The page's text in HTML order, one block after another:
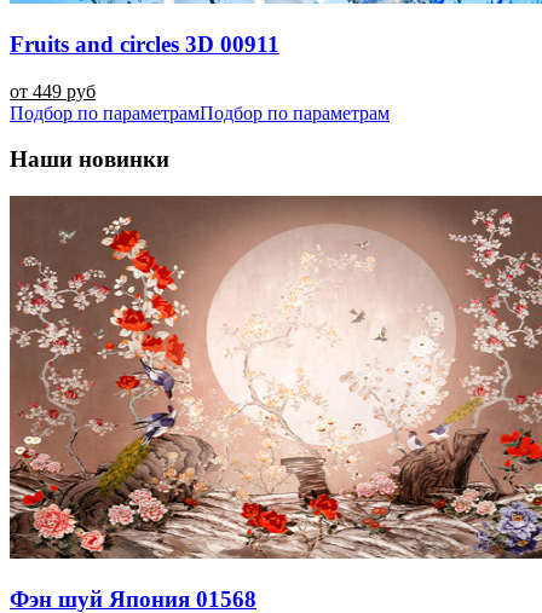
Fruits and circles 3D 00911
от 449 руб
Подбор по параметрамПодбор по параметрам
Наши новинки
Фэн шуй Япония 01568